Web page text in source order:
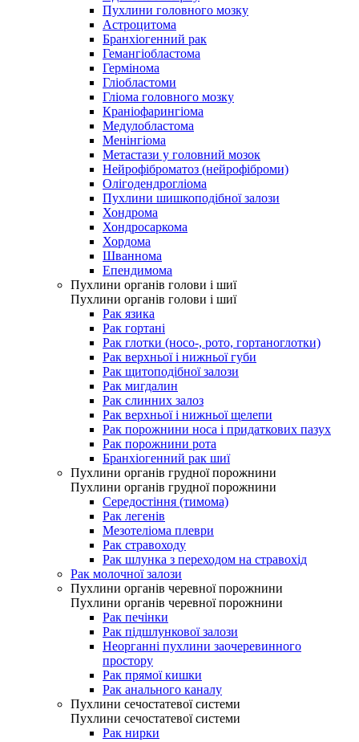
Пухлини головного мозку
Астроцитома
Бранхіогенний рак
Гемангіобластома
Гермінома
Гліобластоми
Гліома головного мозку
Краніофарингіома
Медулобластома
Менінгіома
Метастази у головний мозок
Нейрофіброматоз (нейрофіброми)
Олігодендрогліома
Пухлини шишкоподібної залози
Хондрома
Хондросаркома
Хордома
Шваннома
Епендимома
Пухлини органів голови і шиї
Пухлини органів голови і шиї
Рак язика
Рак гортані
Рак глотки (носо-, рото, гортаноглотки)
Рак верхньої і нижньої губи
Рак щитоподібної залози
Рак мигдалин
Рак слинних залоз
Рак верхньої і нижньої щелепи
Рак порожнини носа і придаткових пазух
Рак порожнини рота
Бранхіогенний рак шиї
Пухлини органів грудної порожнини
Пухлини органів грудної порожнини
Середостіння (тимома)
Рак легенів
Мезотеліома плеври
Рак стравоходу
Рак шлунка з переходом на стравохід
Рак молочної залози
Пухлини органів черевної порожнини
Пухлини органів черевної порожнини
Рак печінки
Рак підшлункової залози
Неорганні пухлини заочеревинного
простору
Рак прямої кишки
Рак анального каналу
Пухлини сечостатевої системи
Пухлини сечостатевої системи
Рак нирки